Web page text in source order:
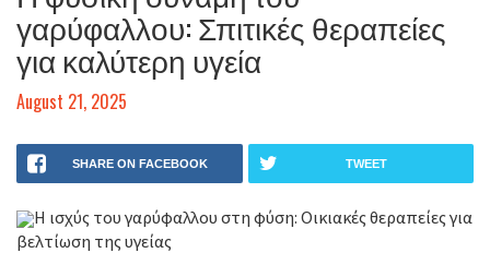
γαρύφαλλου: Σπιτικές θεραπείες
για καλύτερη υγεία
August 21, 2025
SHARE ON FACEBOOK TWEET
Η ισχύς του γαρύφαλλου στη φύση: Οικιακές θεραπείες για
βελτίωση της υγείας